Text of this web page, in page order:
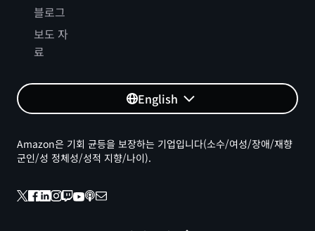
블로그
보도 자
료
English
Amazon은 기회 균등을 보장하는 기업입니다(소수/여성/장애/재향
군인/성 정체성/성적 지향/나이).